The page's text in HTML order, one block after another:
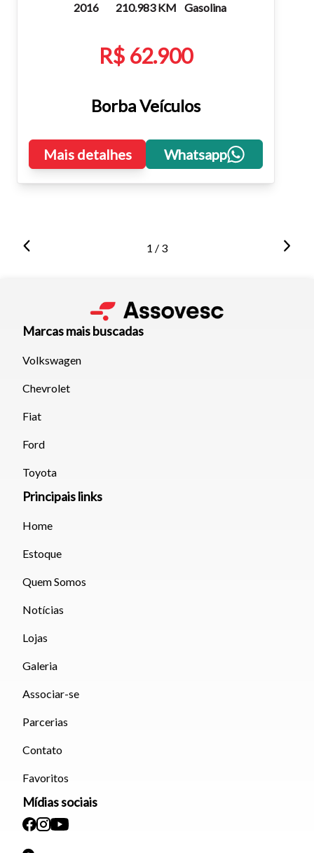
2016 210.983 KM Gasolina
R$ 62.900
Borba Veículos
Mais detalhes Whatsapp
1 / 3
Marcas mais buscadas
Volkswagen
Chevrolet
Fiat
Ford
Toyota
Principais links
Home
Estoque
Quem Somos
Notícias
Lojas
Galeria
Associar-se
Parcerias
Contato
Favoritos
Mídias sociais